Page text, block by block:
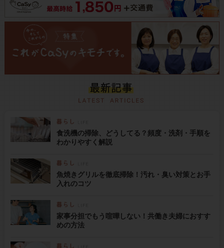
食洗機の掃除、どうしてる？頻度・洗剤・手順を
わかりやすく解説
魚焼きグリルを徹底掃除！汚れ・臭い対策とお手
入れのコツ
家事分担でもう喧嘩しない！共働き夫婦におすす
めの方法